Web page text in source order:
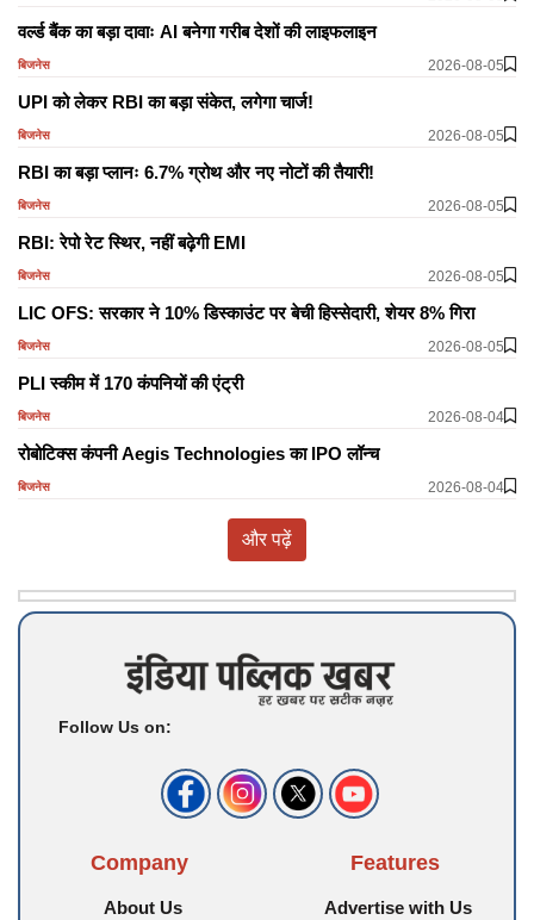
वर्ल्ड बैंक का बड़ा दावाः AI बनेगा गरीब देशों की लाइफलाइन
बिजनेस 2026-08-05
UPI को लेकर RBI का बड़ा संकेत, लगेगा चार्ज!
बिजनेस 2026-08-05
RBI का बड़ा प्लानः 6.7% ग्रोथ और नए नोटों की तैयारी!
बिजनेस 2026-08-05
RBI: रेपो रेट स्थिर, नहीं बढ़ेगी EMI
बिजनेस 2026-08-05
LIC OFS: सरकार ने 10% डिस्काउंट पर बेची हिस्सेदारी, शेयर 8% गिरा
बिजनेस 2026-08-05
PLI स्कीम में 170 कंपनियों की एंट्री
बिजनेस 2026-08-04
रोबोटिक्स कंपनी Aegis Technologies का IPO लॉन्च
बिजनेस 2026-08-04
और पढ़ें
Follow Us on:
Company
About Us
Features
Advertise with Us